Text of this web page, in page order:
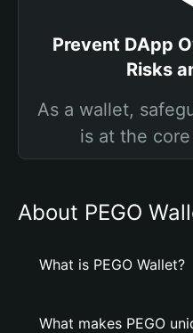
Prevent DApp
Risks
As a wallet,
is at the
About PEGO
What is PEGO Wallet?
What makes PEGO